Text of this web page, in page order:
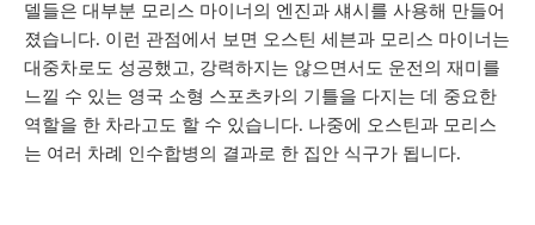
델들은 대부분 모리스 마이너의 엔진과 섀시를 사용해 만들어
졌습니다. 이런 관점에서 보면 오스틴 세븐과 모리스 마이너는
대중차로도 성공했고, 강력하지는 않으면서도 운전의 재미를
느낄 수 있는 영국 소형 스포츠카의 기틀을 다지는 데 중요한
역할을 한 차라고도 할 수 있습니다. 나중에 오스틴과 모리스
는 여러 차례 인수합병의 결과로 한 집안 식구가 됩니다.